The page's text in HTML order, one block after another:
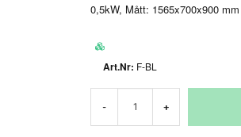
0,5kW, Mått: 1565x700x900 mm
F-BL
- +